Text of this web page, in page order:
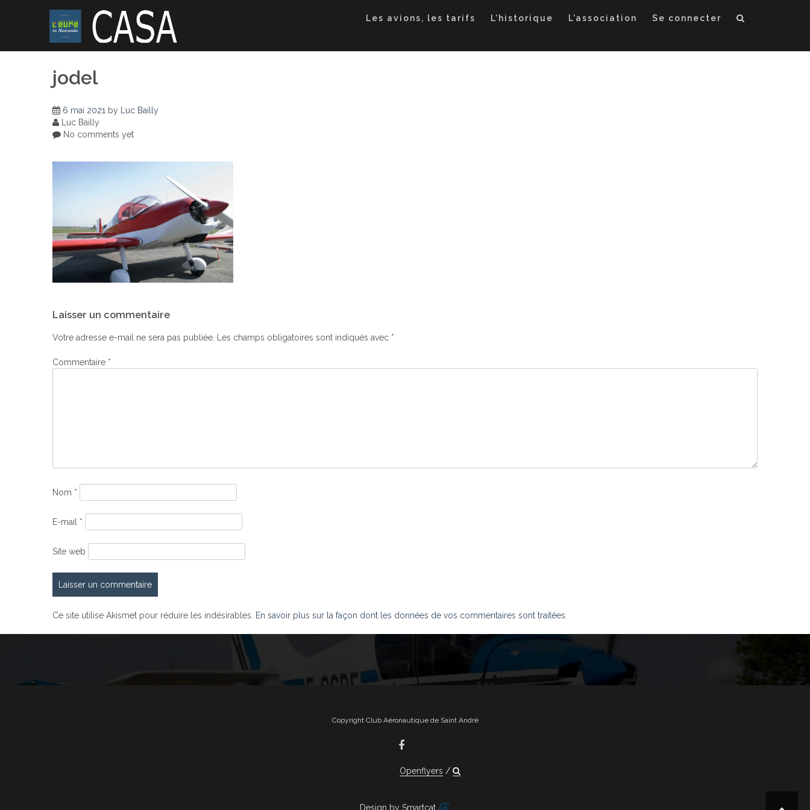
Les avions, les tarifs L’historique L’association Se connecter
jodel
6 mai 2021 by
Luc Bailly
Luc Bailly
No comments yet
de
l’article
Laisser un commentaire
Votre adresse e-mail ne sera pas publiée. Les champs obligatoires sont indiqués avec *
Commentaire *
Nom *
E-mail *
Site web
Ce site utilise Akismet pour réduire les indésirables. En savoir plus sur la façon dont les données de vos commentaires sont traitées.
Copyright Club Aéronautique de Saint André
Openflyers
Design by Smartcat